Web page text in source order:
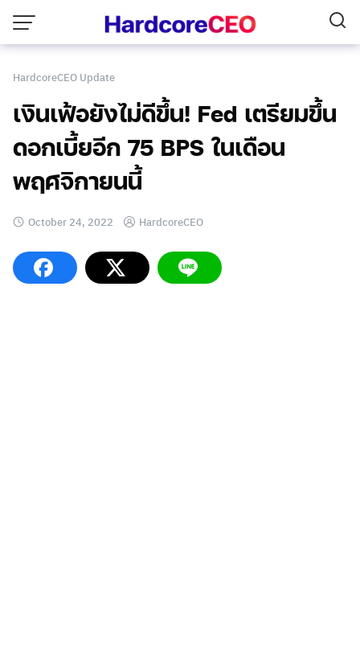
content
HardcoreCEO Update
เงินเฟ้อยังไม่ดีขึ้น! Fed เตรียมขึ้น
ดอกเบี้ยอีก 75 BPS ในเดือน
พฤศจิกายนนี้
October 24, 2022 HardcoreCEO